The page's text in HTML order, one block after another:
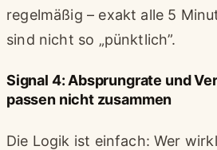
regelmäßig – exakt alle 5
sind nicht so „pünktlich”.
Signal 4: Absprungrate und
passen nicht zusammen
Die Logik ist einfach: Wer